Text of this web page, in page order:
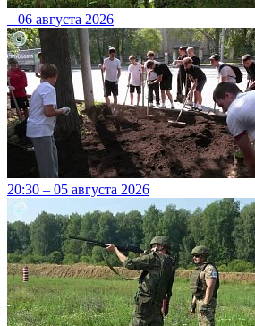
– 06 августа 2026
20:30 – 05 августа 2026